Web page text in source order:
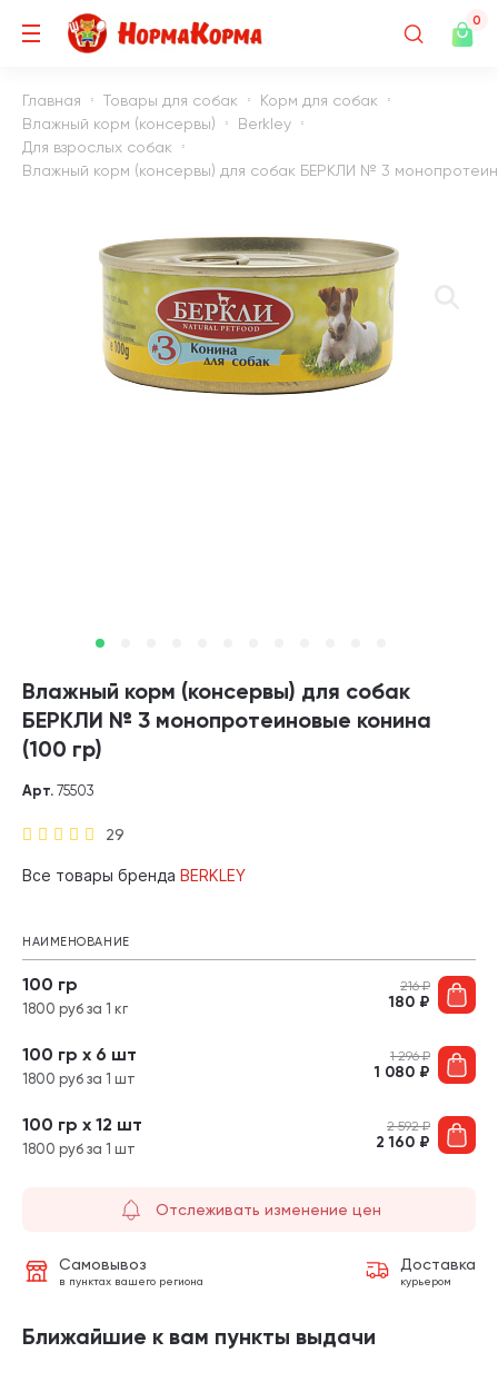
0
Главная Товары для собак
Корм для собак
Влажный корм (консервы)
Berkley
Для взрослых собак
Влажный корм (консервы) для собак БЕРКЛИ № 3
Влажный корм (консервы) для собак
БЕРКЛИ № 3 монопротеиновые конина
(100 гр)
29
Арт. 75503
Все товары бренда BERKLEY
НАИМЕНОВАНИЕ
100 гр
1800 руб за 1 кг
216₽
180 ₽
100 гр х 6 шт
1800 руб за 1 шт
1 296₽
1 080 ₽
100 гр х 12 шт
1800 руб за 1 шт
2 592₽
2 160 ₽
Отслеживать изменение цен
Самовывоз
в пунктах вашего региона
Доставка
курьером
Ближайшие к вам пункты выдачи